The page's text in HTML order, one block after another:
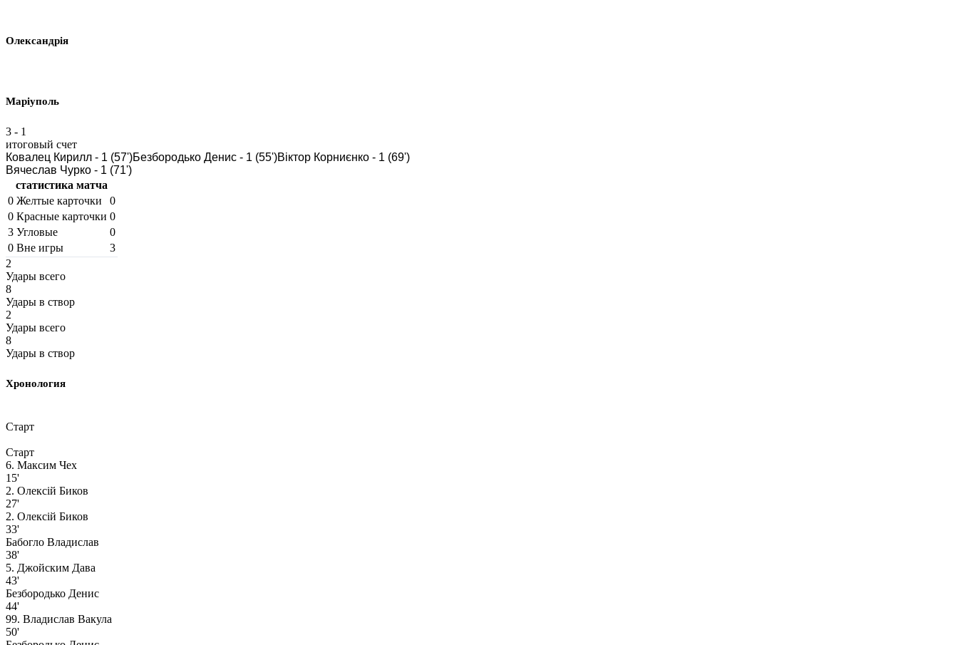
Олександрія
Маріуполь
3 - 1
итоговый счет
Ковалец Кирилл - 1 (57')Безбородько Денис - 1 (55')Віктор Корниєнко - 1 (69')
Вячеслав Чурко - 1 (71')
статистика матча
0 Желтые карточки
0
0 Красные карточки 0
3 Угловые
0
0 Вне игры
3
2
Удары всего
8
Удары в створ
2
Удары всего
8
Удары в створ
Хронология
Старт
Старт
6. Максим Чех
15'
2. Олексій Биков
27'
2. Олексій Биков
33'
Бабогло Владислав
38'
5. Джойским Дава
43'
Безбородько Денис
44'
99. Владислав Вакула
50'